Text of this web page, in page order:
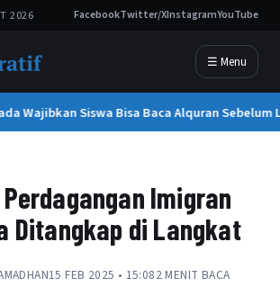
2026 FacebookTwitter/XInstagramYouTube
☰ Menu
Wajibkan Siswa Bisa Baca Alquran Sebelum
Imigran
Ditangkap di Langkat
15 FEB 2025 • 15:082 MENIT BACA